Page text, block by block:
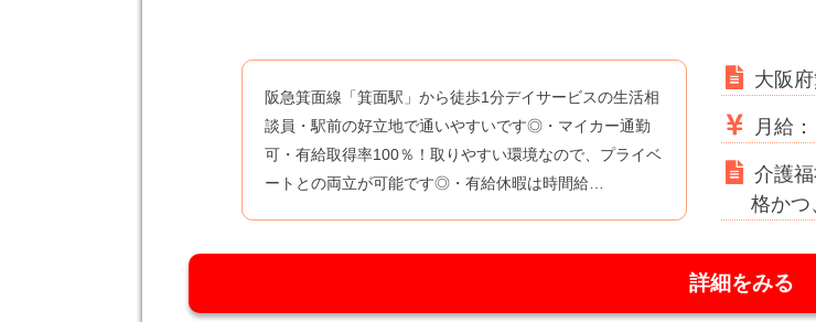
大阪
月給
介護
格か
阪急箕面線「箕面駅」から徒歩1分デイサービスの生活相
談員・駅前の好立地で通いやすいです◎・マイカー通勤
可・有給取得率100％！取りやすい環境なので、プライベ
ートとの両立が可能です◎・有給休暇は時間給…
詳細をみる